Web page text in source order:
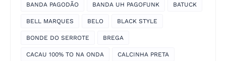
BANDA PAGODÃO BANDA UH PAGOFUNK BATUCK
BELL MARQUES BELO BLACK STYLE
BONDE DO SERROTE BREGA
CACAU 100% TO NA ONDA CALCINHA PRETA